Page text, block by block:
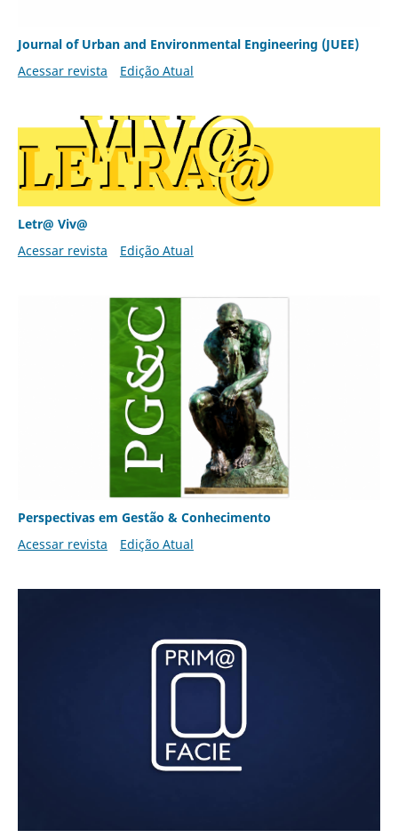
Journal of Urban and Environmental Engineering (JUEE)
Acessar revista
Edição Atual
Letr@ Viv@
Acessar revista
Edição Atual
Perspectivas em Gestão & Conhecimento
Acessar revista
Edição Atual